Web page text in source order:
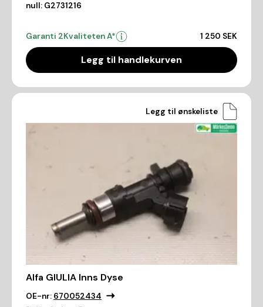
null: G2731216
Garanti 2Kvaliteten A* 1 250 SEK
Legg til handlekurven
Legg til ønskeliste
Alfa GIULIA Inns Dyse
OE-nr: 670052434